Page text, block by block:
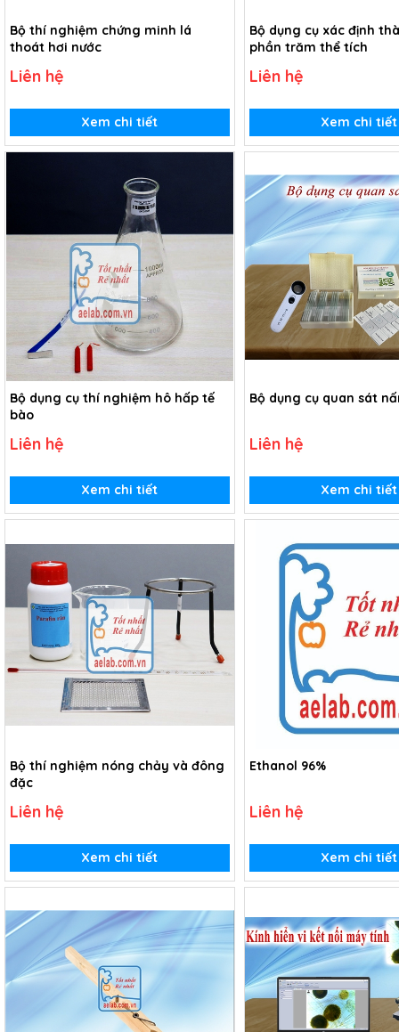
Bộ thí nghiệm chứng minh lá
thoát hơi nước
Liên hệ
Xem chi tiết
Bộ dụng cụ xác định
phần trăm thể tích
Liên hệ
Xem chi tiết
Bộ dụng cụ thí nghiệm hô hấp tế
bào
Liên hệ
Xem chi tiết
Bộ dụng cụ quan sát
Liên hệ
Xem chi tiết
Bộ thí nghiệm nóng chảy và đông
đặc
Liên hệ
Xem chi tiết
Ethanol 96%
Liên hệ
Xem chi tiết